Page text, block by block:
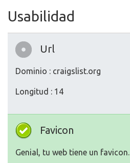
Usabilidad
Url
Dominio : craigslist.org
Longitud : 14
Favicon
Genial, tu web tiene un favicon.